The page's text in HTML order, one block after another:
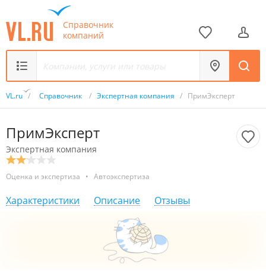
Справочник
компаний
VL.ru / Справочник / Экспертная компания / ПримЭксперт
ПримЭксперт
Экспертная компания
Оценка и экспертиза • Автоэкспертиза
Характеристики Описание Отзывы